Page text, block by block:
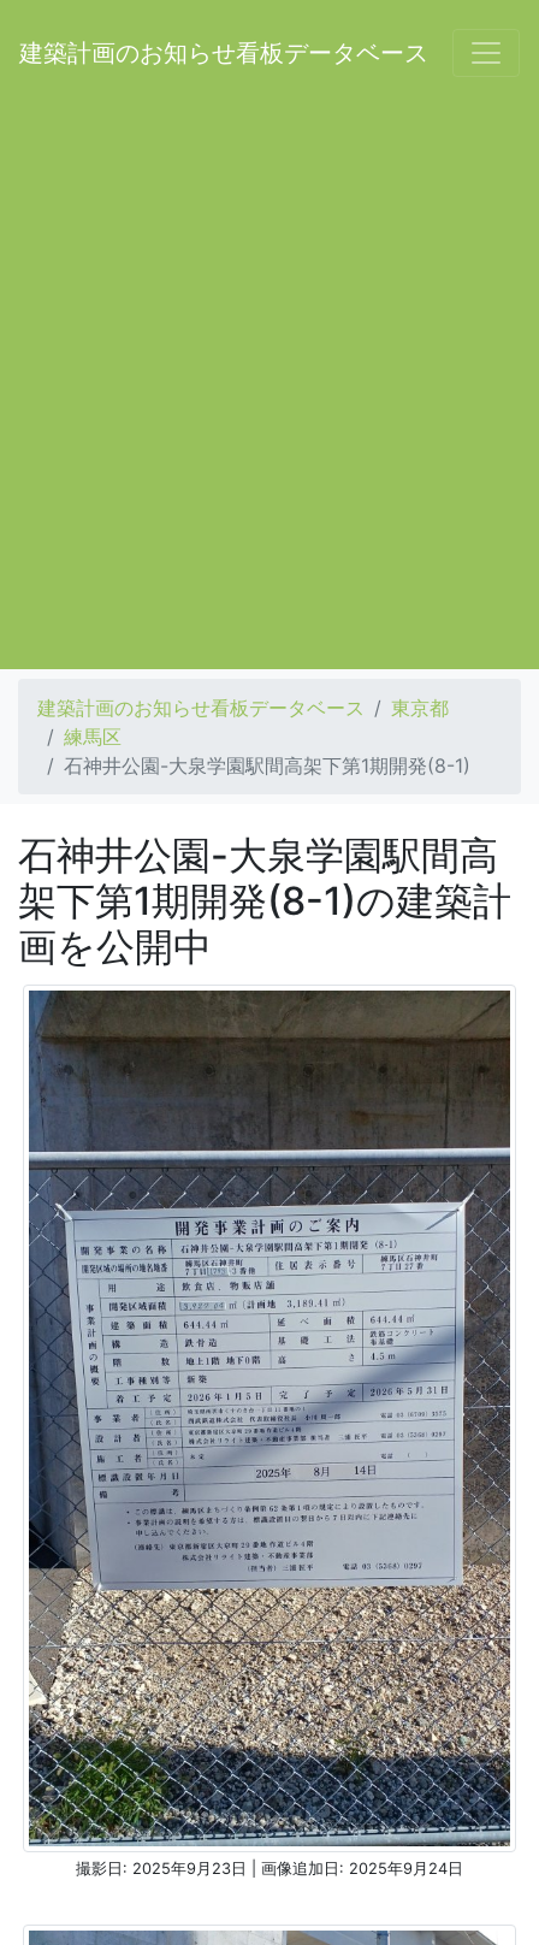
建築計画のお知らせ看板データベース
建築計画のお知らせ看板データベース
東京都
練馬区
石神井公園-大泉学園駅間高架下第1期開発(8-1)
石神井公園-大泉学園駅間高
架下第1期開発(8-1)の建築計
画を公開中
撮影日: 2025年9月23日 | 画像追加日: 2025年9月24日